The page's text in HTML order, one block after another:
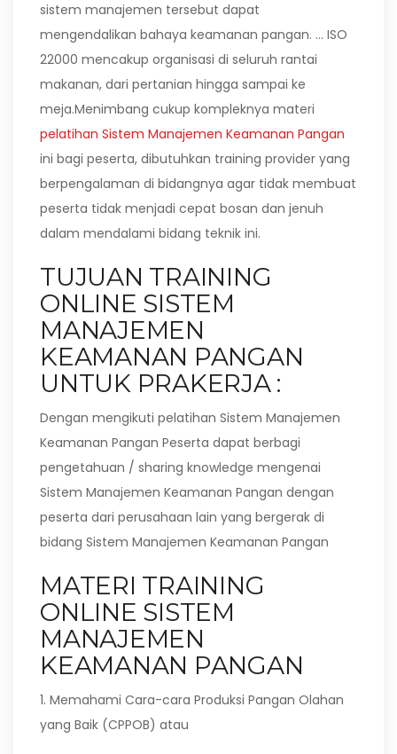
sistem manajemen tersebut dapat
mengendalikan bahaya keamanan pangan. … ISO
22000 mencakup organisasi di seluruh rantai
makanan, dari pertanian hingga sampai ke
meja.Menimbang cukup kompleknya materi
pelatihan Sistem Manajemen Keamanan Pangan
ini bagi peserta, dibutuhkan training provider yang
berpengalaman di bidangnya agar tidak membuat
peserta tidak menjadi cepat bosan dan jenuh
dalam mendalami bidang teknik ini.
TUJUAN TRAINING
ONLINE SISTEM
MANAJEMEN
KEAMANAN PANGAN
UNTUK PRAKERJA :
Dengan mengikuti pelatihan Sistem Manajemen
Keamanan Pangan Peserta dapat berbagi
pengetahuan / sharing knowledge mengenai
Sistem Manajemen Keamanan Pangan dengan
peserta dari perusahaan lain yang bergerak di
bidang Sistem Manajemen Keamanan Pangan
MATERI TRAINING
ONLINE SISTEM
MANAJEMEN
KEAMANAN PANGAN
1. Memahami Cara-cara Produksi Pangan Olahan
yang Baik (CPPOB) atau